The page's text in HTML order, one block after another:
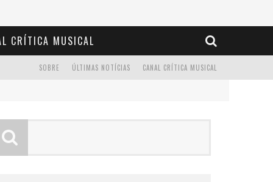
CRÍTICA MUSICAL
CANAL CRÍTICA MUSICAL
ÚLTIMAS NOTÍCIAS
SOBRE